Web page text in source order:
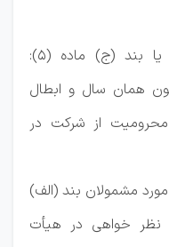
ب- در مورد مشمولان بند (ب) یا بند (ج) ماده (۵):
همان سال و ابطال
از شرکت در
مشمولان بند (الف)
نظر خواهی در هیأت